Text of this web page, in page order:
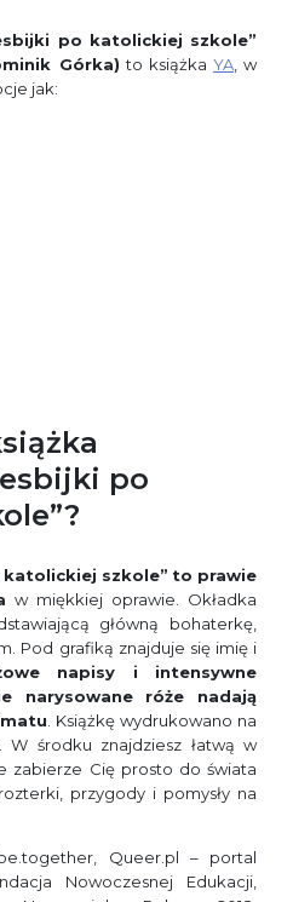
po katolickiej szkole”
Górka) to książka YA, w
jak:
po
szkole” to prawie
w miękkiej oprawie. Okładka
główną bohaterkę,
Pod grafiką znajduje się imię i
napisy i intensywne
narysowane róże nadają
. Książkę wydrukowano na
W środku znajdziesz łatwą w
zabierze Cię prosto do świata
przygody i pomysły na
Queer.pl – portal
Nowoczesnej Edukacji,